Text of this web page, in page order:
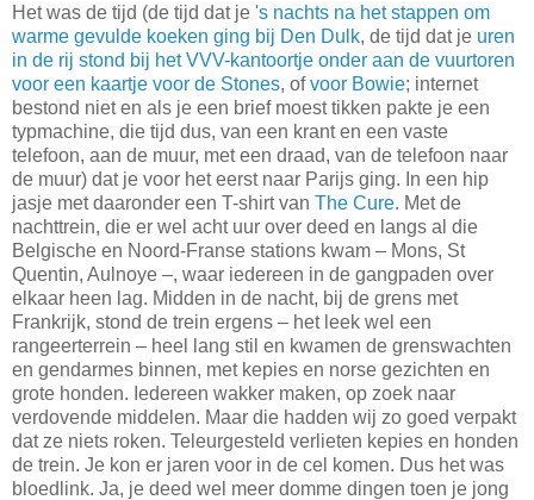
Het was de tijd (de tijd dat je 's nachts na het stappen om
warme gevulde koeken ging bij Den Dulk, de tijd dat je uren
in de rij stond bij het VVV-kantoortje onder aan de vuurtoren
voor een kaartje voor de Stones, ofvoor Bowie; internet
bestond niet en als je een brief moest tikken pakte je een
typmachine, die tijd dus, van een krant en een vaste
telefoon, aan de muur, met een draad, van de telefoon naar
de muur) dat je voor het eerst naar Parijs ging. In een hip
jasje met daaronder een T-shirt van The Cure. Met de
nachttrein, die er wel acht uur over deed en langs al die
Belgische en Noord-Franse stations kwam – Mons, St
Quentin, Aulnoye –, waar iedereen in de gangpaden over
elkaar heen lag. Midden in de nacht, bij de grens met
Frankrijk, stond de trein ergens – het leek wel een
rangeerterrein – heel lang stil en kwamen de grenswachten
en gendarmes binnen, met kepies en norse gezichten en
grote honden. Iedereen wakker maken, op zoek naar
verdovende middelen. Maar die hadden wij zo goed verpakt
dat ze niets roken. Teleurgesteld verlieten kepies en honden
de trein. Je kon er jaren voor in de cel komen. Dus het was
bloedlink. Ja, je deed wel meer domme dingen toen je jong